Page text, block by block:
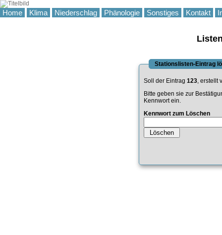
Home Klima Niederschlag Phänologie Sonstiges Kontakt
Stationslisten-Eintrag
Soll der Eintrag 123, erstellt
Bitte geben sie zur
Kennwort ein.
Kennwort zum Löschen